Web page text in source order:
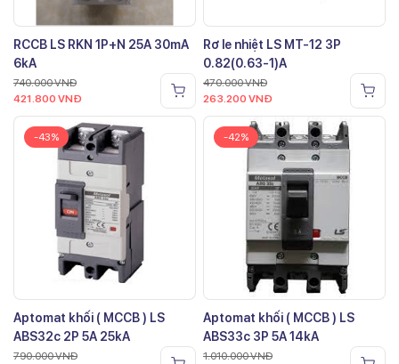
RCCB LS RKN 1P+N 25A 30mA
6kA
740.000VNĐ
421.800 VNĐ
Rơ le nhiệt LS MT-12 3P
0.82(0.63-1)A
470.000VNĐ
263.200 VNĐ
-43%
Aptomat khối ( MCCB ) LS
ABS32c 2P 5A 25kA
790.000VNĐ
-42%
Aptomat khối ( MCCB ) LS
ABS33c 3P 5A 14kA
1.010.000VNĐ